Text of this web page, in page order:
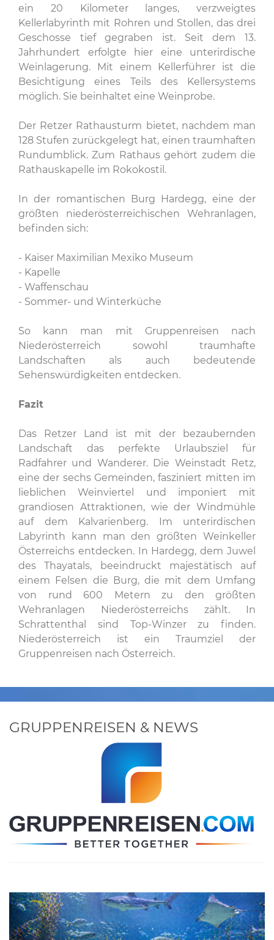
ein 20 Kilometer langes, verzweigtes
Kellerlabyrinth mit Rohren und Stollen, das drei
Geschosse tief gegraben ist. Seit dem 13.
Jahrhundert erfolgte hier eine unterirdische
Weinlagerung. Mit einem Kellerführer ist die
Besichtigung eines Teils des Kellersystems
möglich. Sie beinhaltet eine Weinprobe.
Der Retzer Rathausturm bietet, nachdem man
128 Stufen zurückgelegt hat, einen traumhaften
Rundumblick. Zum Rathaus gehört zudem die
Rathauskapelle im Rokokostil.
In der romantischen Burg Hardegg, eine der
größten niederösterreichischen Wehranlagen,
befinden sich:
- Kaiser Maximilian Mexiko Museum
- Kapelle
- Waffenschau
- Sommer- und Winterküche
So kann man mit Gruppenreisen nach
Niederösterreich sowohl traumhafte
Landschaften als auch bedeutende
Sehenswürdigkeiten entdecken.
Fazit
Das Retzer Land ist mit der bezaubernden
Landschaft das perfekte Urlaubsziel für
Radfahrer und Wanderer. Die Weinstadt Retz,
eine der sechs Gemeinden, fasziniert mitten im
lieblichen Weinviertel und imponiert mit
grandiosen Attraktionen, wie der Windmühle
auf dem Kalvarienberg. Im unterirdischen
Labyrinth kann man den größten Weinkeller
Österreichs entdecken. In Hardegg, dem Juwel
des Thayatals, beeindruckt majestätisch auf
einem Felsen die Burg, die mit dem Umfang
von rund 600 Metern zu den größten
Wehranlagen Niederösterreichs zählt. In
Schrattenthal sind Top-Winzer zu finden.
Niederösterreich ist ein Traumziel der
Gruppenreisen nach Österreich.
GRUPPENREISEN & NEWS